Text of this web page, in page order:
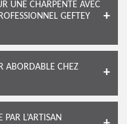
UNE CHARPENTE AVEC
GEFTEY
ABORDABLE CHEZ
L’ARTISAN